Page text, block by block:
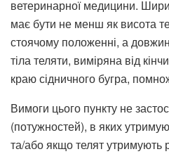
ветеринарної медицини.
має бути не менш як висота
стоячому положенні, а
тіла теляти, виміряна від
краю сідничного бугра,
Вимоги цього пункту не
(потужностей), в яких
та/або якщо телят утримують